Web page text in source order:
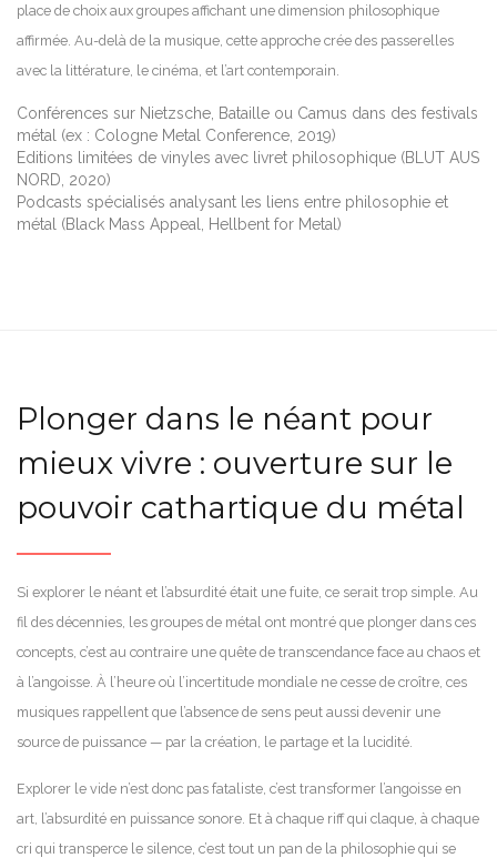
place de choix aux groupes affichant une dimension philosophique
affirmée. Au-delà de la musique, cette approche crée des passerelles
avec la littérature, le cinéma, et l’art contemporain.
Conférences sur Nietzsche, Bataille ou Camus dans des festivals
métal (ex : Cologne Metal Conference, 2019)
Editions limitées de vinyles avec livret philosophique (BLUT AUS
NORD, 2020)
Podcasts spécialisés analysant les liens entre philosophie et
métal (Black Mass Appeal, Hellbent for Metal)
Plonger dans le néant pour
mieux vivre : ouverture sur le
pouvoir cathartique du métal
Si explorer le néant et l’absurdité était une fuite, ce serait trop simple. Au
fil des décennies, les groupes de métal ont montré que plonger dans ces
concepts, c’est au contraire une quête de transcendance face au chaos et
à l’angoisse. À l’heure où l’incertitude mondiale ne cesse de croître, ces
musiques rappellent que l’absence de sens peut aussi devenir une
source de puissance — par la création, le partage et la lucidité.
Explorer le vide n’est donc pas fataliste, c’est transformer l’angoisse en
art, l’absurdité en puissance sonore. Et à chaque riff qui claque, à chaque
cri qui transperce le silence, c’est tout un pan de la philosophie qui se